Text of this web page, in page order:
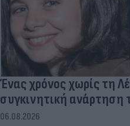
Ένας χρόνος χωρίς τη
συγκινητική
06.08.2026